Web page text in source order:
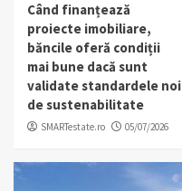
Când finanțează
proiecte imobiliare,
băncile oferă condiții
mai bune dacă sunt
validate standardele noi
de sustenabilitate
SMARTestate.ro 05/07/2026